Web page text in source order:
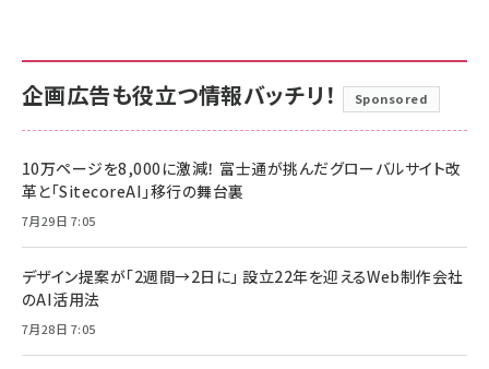
企画広告も役立つ情報バッチリ！ Sponsored
10万ページを8,000に激減！ 富士通が挑んだグローバルサイト改
革と「SitecoreAI」移行の舞台裏
7月29日 7:05
デザイン提案が「2週間→2日に」 設立22年を迎えるWeb制作会社
のAI活用法
7月28日 7:05